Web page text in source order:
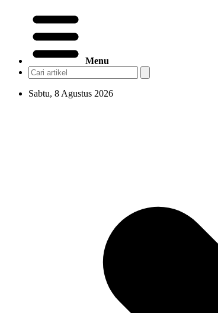
Menu
Sabtu, 8 Agustus 2026